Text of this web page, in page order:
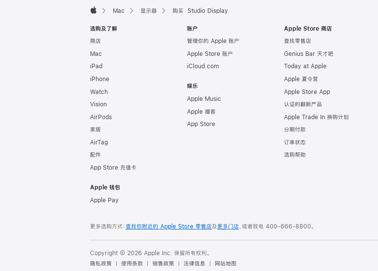
Mac 显示器 购买 Studio Display
选购及了解
商店
Mac
iPad
iPhone
Watch
Vision
AirPods
家居
AirTag
配件
App Store 充值卡
Apple 钱包
Apple Pay
账户
管理你的 Apple 账户
Apple Store 账户
iCloud.com
娱乐
Apple Music
Apple 播客
App Store
Apple Store 商店
查找零售店
Genius Bar 天才吧
Today at Apple
Apple 夏令营
Apple Store App
认证的翻新产品
Apple Trade In 换购计划
分期付款
订单状态
选购帮助
更多选购方式：查找你附近的 Apple Store 零售店及更多门店，或者致电 400-666-8800。
Copyright © 2026 Apple Inc. 保留所有权利。
隐私政策
使用条款 销售政策 法律信息 网站地图